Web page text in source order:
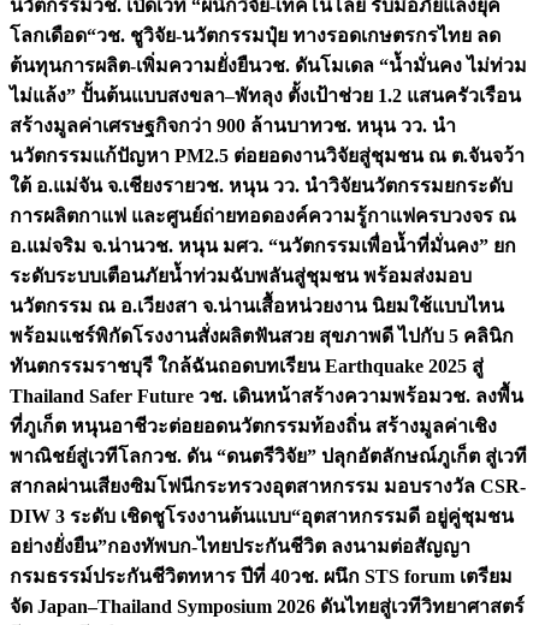
นวัตกรรมวช. เปิดเวที “ผนึกวิจัย-เทคโนโลยี รับมือภัยแล้งยุค
โลกเดือด“วช. ชูวิจัย-นวัตกรรมปุ๋ย ทางรอดเกษตรกรไทย ลด
ต้นทุนการผลิต-เพิ่มความยั่งยืนวช. ดันโมเดล “น้ำมั่นคง ไม่ท่วม
ไม่แล้ง” ปั้นต้นแบบสงขลา–พัทลุง ตั้งเป้าช่วย 1.2 แสนครัวเรือน
สร้างมูลค่าเศรษฐกิจกว่า 900 ล้านบาทวช. หนุน วว. นำ
นวัตกรรมแก้ปัญหา PM2.5 ต่อยอดงานวิจัยสู่ชุมชน ณ ต.จันจว้า
ใต้ อ.แม่จัน จ.เชียงรายวช. หนุน วว. นำวิจัยนวัตกรรมยกระดับ
การผลิตกาแฟ และศูนย์ถ่ายทอดองค์ความรู้กาแฟครบวงจร ณ
อ.แม่จริม จ.น่านวช. หนุน มศว. “นวัตกรรมเพื่อน้ำที่มั่นคง” ยก
ระดับระบบเตือนภัยน้ำท่วมฉับพลันสู่ชุมชน พร้อมส่งมอบ
นวัตกรรม ณ อ.เวียงสา จ.น่านเสื้อหน่วยงาน นิยมใช้แบบไหน
พร้อมแชร์พิกัดโรงงานสั่งผลิตฟันสวย สุขภาพดี ไปกับ 5 คลินิก
ทันตกรรมราชบุรี ใกล้ฉันถอดบทเรียน Earthquake 2025 สู่
Thailand Safer Future วช. เดินหน้าสร้างความพร้อมวช. ลงพื้น
ที่ภูเก็ต หนุนอาชีวะต่อยอดนวัตกรรมท้องถิ่น สร้างมูลค่าเชิง
พาณิชย์สู่เวทีโลกวช. ดัน “ดนตรีวิจัย” ปลุกอัตลักษณ์ภูเก็ต สู่เวที
สากลผ่านเสียงซิมโฟนีกระทรวงอุตสาหกรรม มอบรางวัล CSR-
DIW 3 ระดับ เชิดชูโรงงานต้นแบบ“อุตสาหกรรมดี อยู่คู่ชุมชน
อย่างยั่งยืน”กองทัพบก-ไทยประกันชีวิต ลงนามต่อสัญญา
กรมธรรม์ประกันชีวิตทหาร ปีที่ 40วช. ผนึก STS forum เตรียม
จัด Japan–Thailand Symposium 2026 ดันไทยสู่เวทีวิทยาศาสตร์